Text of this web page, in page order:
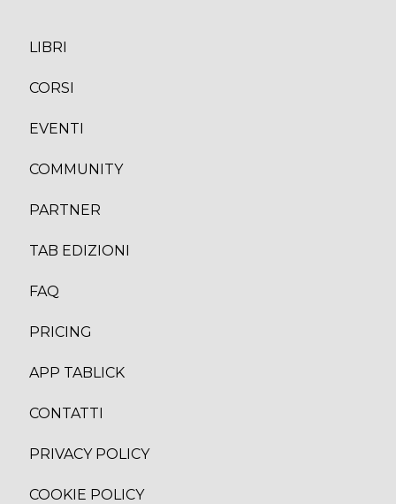
LIBRI
CORSI
EVENTI
COMMUNITY
PARTNER
TAB EDIZIONI
FAQ
PRICING
APP TABLICK
CONTATTI
PRIVACY POLICY
COOKIE POLICY